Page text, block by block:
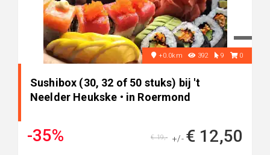
+0.0km 392 9 0
Sushibox (30, 32 of 50 stuks) bij 't
Neelder Heukske • in Roermond
-35% +/- € 12,50
€ 19,-